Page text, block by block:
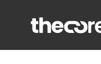
contenuto